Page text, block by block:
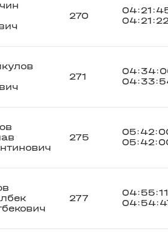
270
271
275
277
04:55:11